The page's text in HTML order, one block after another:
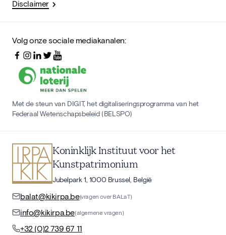
Disclaimer
Volg onze sociale mediakanalen:
Met de steun van DIGIT, het digitaliseringsprogramma van het
Federaal Wetenschapsbeleid (BELSPO)
Koninklijk Instituut voor het
Kunstpatrimonium
Jubelpark 1, 1000 Brussel, België
balat@kikirpa.be(vragen over BALaT)
info@kikirpa.be(algemene vragen)
+32 (0)2 739 67 11